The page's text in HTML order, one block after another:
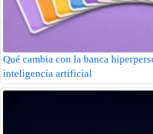
Qué cambia con la banca
inteligencia artificial